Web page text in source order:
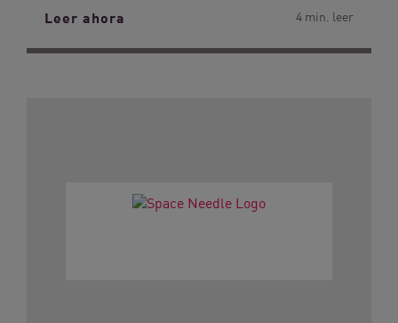
Leer ahora 4 min. leer